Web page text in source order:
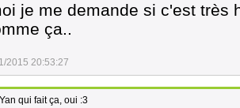
je me demande si c'est très
ça..
2015 20:53:27
qui fait ça, oui :3